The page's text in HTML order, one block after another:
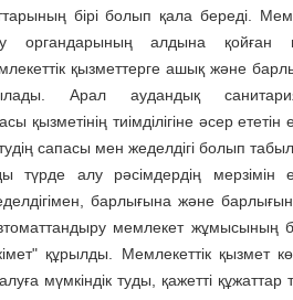
бірі болып қала береді.
органдарының алдына қойған
қызметтерге ашық және
Арал аудандық
тиімділігіне әсер ететін
сапасы мен жеделдігі болып
түрде алу рәсімдердің мерзімін
барлығына және
мемлекет жұмысының
құрылды. Мемлекеттік қызмет
мүмкіндік туды, қажетті құжаттар